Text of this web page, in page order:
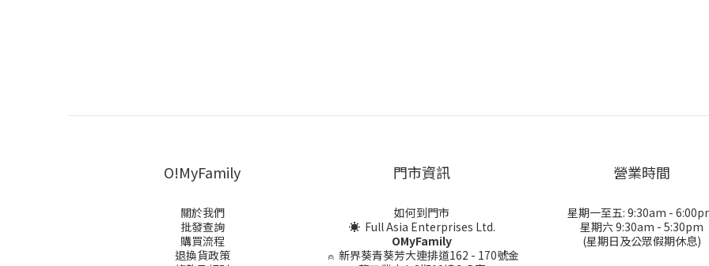
O!MyFamily
關於我們
批發查詢
購買流程
退換貨政策
門市資訊
如何到門市
☀ Full Asia Enterprises Ltd.
OMyFamily
⍝ 新界葵青葵芳大連排道162 - 170號金
營業時間
星期一至五: 9:30am -
星期六 9:30am - 5:30pm
(星期日及公眾假期休息)